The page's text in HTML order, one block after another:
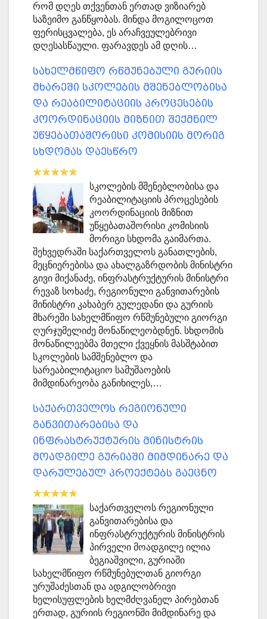
რომ დღეს თქვენთან ერთად ვიზიარებ
საზეიმო განწყობას. მინდა მოგილოცოთ
ფერისცვალება, ეს არაჩვეულებრივი
დღესასწაული. ფარავდეს ამ დღის…
სახელმწიფო რწმუნებული გურიის
მხარეში სკოლების მშენებლობისა
და რეაბილიტაციის პროცესების
კოორდინაციის მიზნით შექმნილ
უწყებათაშორისი კომისიის მორიგ
სხდომას დაესწრო
სკოლების მშენებლობისა და
რეაბილიტაციის პროცესების
კოორდინაციის მიზნით
უწყებათაშორისი კომისიის
მორიგი სხდომა გაიმართა.
შეხვედრაში საქართველოს განათლების,
მეცნიერებისა და ახალგაზრდობის მინისტრი
გივი მიქანაძე, ინფრასტრუქტურის მინისტრი
რევაზ სოხაძე, რეგიონული განვითარების
მინისტრი კახაბერ გულედანი და გურიის
მხარეში სახელმწიფო რწმუნებული გიორგი
ღურჯუმელიძე მონაწილეობდნენ. სხდომის
მონაწილეებმა მთელი ქვეყნის მასშტაბით
სკოლების სამშენებლო და
სარეაბილიტაციო სამუშაოების
მიმდინარეობა განიხილეს,…
საქართველოს რეგიონული
განვითარებისა და
ინფრასტრუქტურის მინისტრის
მოადგილე გურიაში მიმდინარე და
დარულებულ პროექტებს გაეცნო
საქართველოს რეგიონული
განვითარებისა და
ინფრასტრუქტურის მინისტრის
პირველი მოადგილე ილია
ბეგიაშვილი, გურიაში
სახელმწიფო რწმუნებულთან გიორგი
ურუშაძესთან და ადგილობრივი
ხელისუფლების ხელმძღვანელ პირებთან
ერთად, გურიის რეგიონში მიმდინარე და